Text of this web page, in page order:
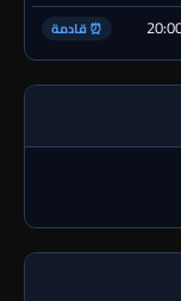
⏰ قادمة